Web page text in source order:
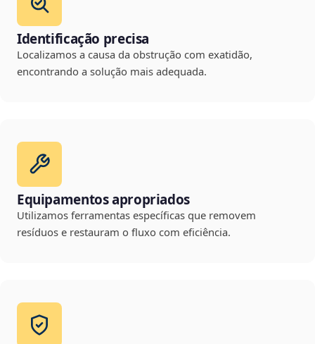
Identificação precisa
Localizamos a causa da obstrução com exatidão,
encontrando a solução mais adequada.
Equipamentos apropriados
Utilizamos ferramentas específicas que removem
resíduos e restauram o fluxo com eficiência.